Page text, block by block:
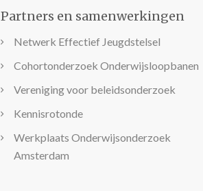
Partners en samenwerkingen
Netwerk Effectief Jeugdstelsel
Cohortonderzoek Onderwijsloopbanen
Vereniging voor beleidsonderzoek
Kennisrotonde
Werkplaats Onderwijsonderzoek
Amsterdam